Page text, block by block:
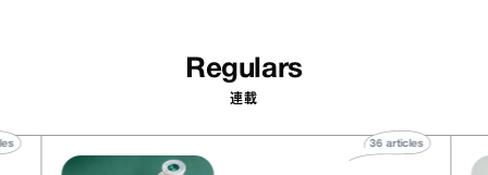
Regulars
連載
articles 36articles